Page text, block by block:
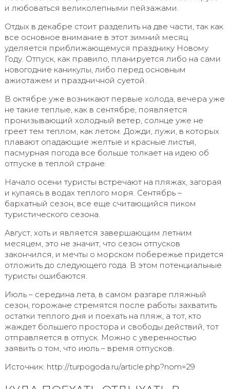
и любоваться великолепными пейзажами.
Отдых в декабре стоит разделить на две части, так как
все основное внимание в этот зимний месяц
уделяется приближающемуся празднику Новому
Году. Отпуск, как правило, планируется либо на сами
новогодние каникулы, либо перед основным
ажиотажем и праздничной суетой.
В октябре уже возникают первые холода, вечера уже
не такие теплые, как в сентябре, появляется
пронизывающий холодный ветер, солнце уже не
греет тем теплом, как летом. Дожди, лужи, в которых
плавают опадающие желтые и красные листья,
пасмурная погода все больше толкает на идею об
отпуске в теплой стране.
Начало осени туристы встречают на пляжах, загорая
и купаясь в водах теплого моря. Сентябрь –
бархатный сезон, все еще считающийся пиком
туристического сезона.
Август, хоть и является завершающим летним
месяцем, это не значит, что сезон отпусков
закончился, и мечты о морском побережье придется
отложить до следующего года. В этом потенциальные
туристы ошибаются.
Июль – середина лета, в самом разгаре пляжный
сезон, горожане стремятся после работы захватить
остатки теплого дня и поехать на пляж, а тот, кто
жаждет большего простора и свободы действий, тот
отправляется в отпуск. Можно с уверенностью
заявить о том, что июль – время отпусков.
Источник: http://turpogoda.ru/article.php?nom=29